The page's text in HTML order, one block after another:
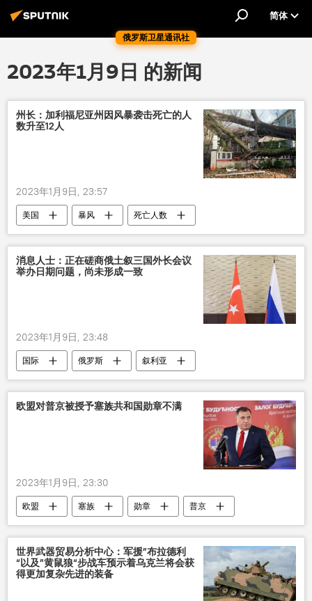
俄罗斯卫星通讯社
简体
2023年1月9日 的新闻
州长：加利福尼亚州因风暴袭击死亡的人
数升至12人
2023年1月9日, 23:57
美国 暴风 死亡人数
消息人士：正在磋商俄土叙三国外长会议
举办日期问题，尚未形成一致
2023年1月9日, 23:48
国际 俄罗斯
叙利亚
土耳其
外长会
欧盟对普京被授予塞族共和国勋章不满
2023年1月9日, 23:30
欧盟 塞族 勋章
普京
不满
世界武器贸易分析中心：军援”布拉德利
“以及”黄鼠狼“步战车预示着乌克兰将会获
得更加复杂先进的装备